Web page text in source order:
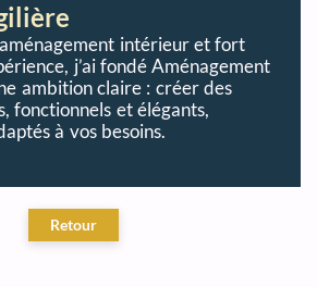
intérieur et fort
j’ai fondé Aménagement
ambition claire : créer des
fonctionnels et élégants,
à vos besoins.